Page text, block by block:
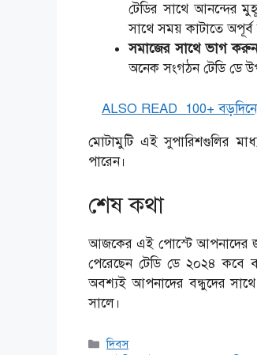
টেডির সাথে আনন্দের
সাথে সময় কাটাতে
সমাজের সাথে ভাগ
অনেক সংগঠন টেডি ডে
ALSO READ
100+
মোটামুটি এই সুপারিশগুলির
পারেন।
শেষ কথা
আজকের এই পোস্টে আপনাদের
পেরেছেন টেডি ডে ২০২৪ কবে
অবশ্যই আপনাদের বন্ধুদের
সালে।
Categories
দিবস